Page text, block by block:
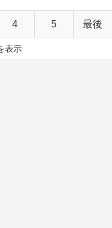
4 5 最後
表示